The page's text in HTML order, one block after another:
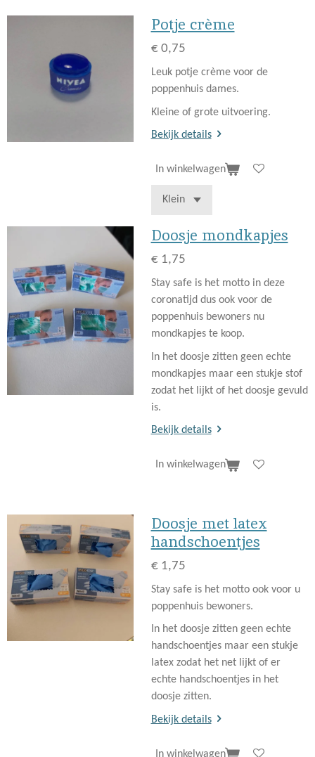
Potje crème
€ 0,75
Leuk potje crème voor de
poppenhuis dames.
Kleine of grote uitvoering.
Bekijk details
In winkelwagen
Doosje mondkapjes
€ 1,75
Stay safe is het motto in deze
coronatijd dus ook voor de
poppenhuis bewoners nu
mondkapjes te koop.
In het doosje zitten geen echte
mondkapjes maar een stukje stof
zodat het lijkt of het doosje gevuld
is.
Bekijk details
In winkelwagen
Doosje met latex
handschoentjes
€ 1,75
Stay safe is het motto ook voor u
poppenhuis bewoners.
In het doosje zitten geen echte
handschoentjes maar een stukje
latex zodat het net lijkt of er
echte handschoentjes in het
doosje zitten.
Bekijk details
In winkelwagen